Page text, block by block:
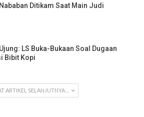
Ditikam Saat Main Judi
LS Buka-Bukaan Soal Dugaan
Bibit Kopi
ARTIKEL SELANJUTNYA ...